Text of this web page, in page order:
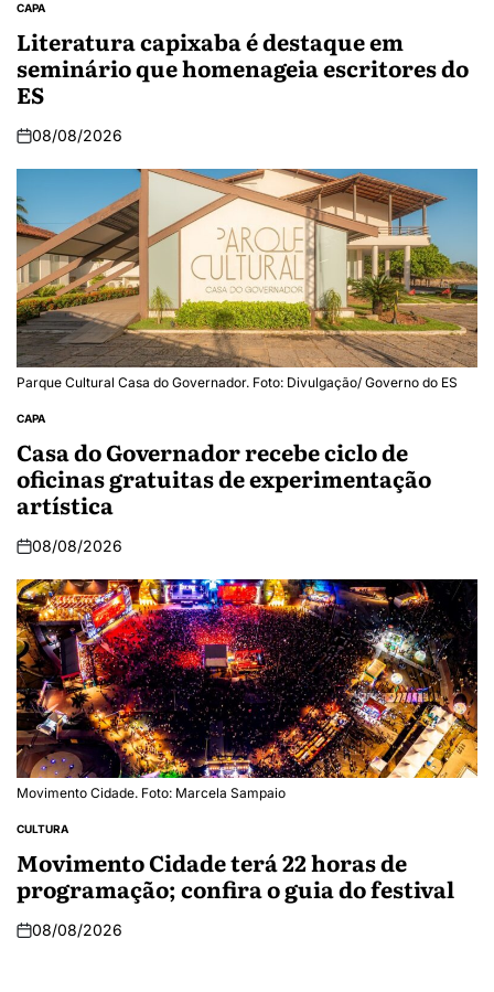
CAPA
Literatura capixaba é destaque em
seminário que homenageia escritores do
ES
08/08/2026
Parque Cultural Casa do Governador. Foto: Divulgação/ Governo do ES
CAPA
Casa do Governador recebe ciclo de
oficinas gratuitas de experimentação
artística
08/08/2026
Movimento Cidade. Foto: Marcela Sampaio
CULTURA
Movimento Cidade terá 22 horas de
programação; confira o guia do festival
08/08/2026